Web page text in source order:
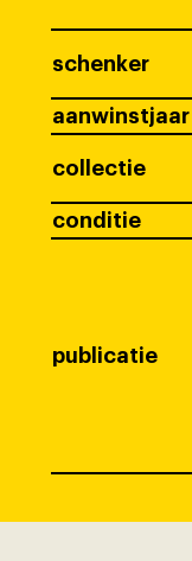
schenker
aanwinstjaar
collectie
conditie
publicatie